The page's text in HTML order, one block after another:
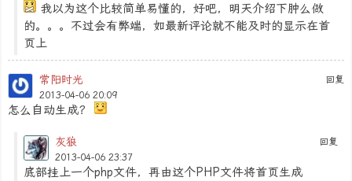
我以为这个比较简单易懂的，好吧，明天介绍下肿么做
的。。。不过会有弊端，如最新评论就不能及时的显示在首
页上
回复
常阳时光
2013-04-06 20:09
怎么自动生成？
回复
灰狼
2013-04-06 23:37
底部挂上一个php文件，再由这个PHP文件将首页生成